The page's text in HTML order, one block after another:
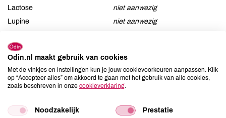
Lactose
niet aanwezig
Lupine
niet aanwezig
Noten
Schaaldieren
niet aanwezig
Selderij
niet aanwezig
Sesam
niet aanwezig
Vis
niet aanwezig
Odin.nl maakt gebruik van cookies
Met de vinkjes en instellingen kun je jouw cookievoorkeuren aanpassen. Klik
op “Accepteer alles” om akkoord te gaan met het gebruik van alle cookies,
zoals beschreven in onze cookieverklaring
Noodzakelijk Prestatie